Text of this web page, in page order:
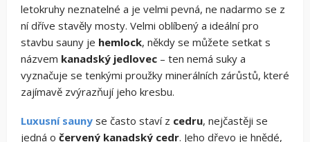
letokruhy neznatelné a je velmi pevná, ne nadarmo se z
ní dříve stavěly mosty. Velmi oblíbený a ideální pro
stavbu sauny je hemlock, někdy se můžete setkat s
názvem kanadský jedlovec – ten nemá suky a
vyznačuje se tenkými proužky minerálních zárůstů, které
zajímavě zvýrazňují jeho kresbu.
Luxusní sauny se často staví z cedru, nejčastěji se
jedná o červený kanadský cedr. Jeho dřevo je hnědé,